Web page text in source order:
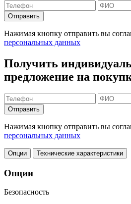
Отправить
Нажимая кнопку отправить вы
персональных данных
Получить
предложение на
Отправить
Нажимая кнопку отправить вы
персональных данных
Опции Технические характеристики
Опции
Безопасность